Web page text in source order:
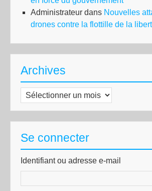
Administrateur dans Nouvelles
drones contre la flottille de la
Archives
Archives
Se connecter
Identifiant ou adresse e-mail